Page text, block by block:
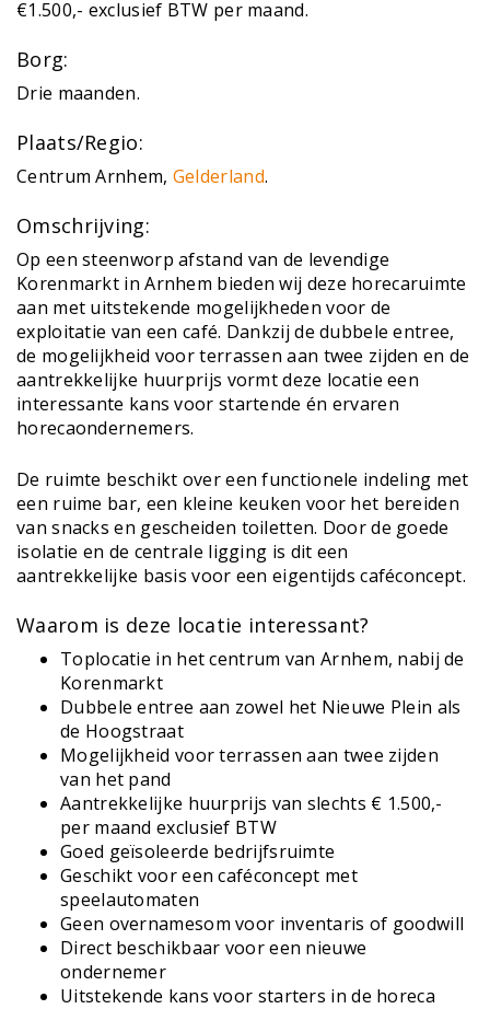
€1.500,- exclusief BTW per maand.
Borg:
Drie maanden.
Plaats/Regio:
Centrum Arnhem, Gelderland.
Omschrijving:
Op een steenworp afstand van de levendige
Korenmarkt in Arnhem bieden wij deze horecaruimte
aan met uitstekende mogelijkheden voor de
exploitatie van een café. Dankzij de dubbele entree,
de mogelijkheid voor terrassen aan twee zijden en de
aantrekkelijke huurprijs vormt deze locatie een
interessante kans voor startende én ervaren
horecaondernemers.
De ruimte beschikt over een functionele indeling met
een ruime bar, een kleine keuken voor het bereiden
van snacks en gescheiden toiletten. Door de goede
isolatie en de centrale ligging is dit een
aantrekkelijke basis voor een eigentijds caféconcept.
Waarom is deze locatie interessant?
Toplocatie in het centrum van Arnhem, nabij de
Korenmarkt
Dubbele entree aan zowel het Nieuwe Plein als
de Hoogstraat
Mogelijkheid voor terrassen aan twee zijden
van het pand
Aantrekkelijke huurprijs van slechts € 1.500,-
per maand exclusief BTW
Goed geïsoleerde bedrijfsruimte
Geschikt voor een caféconcept met
speelautomaten
Geen overnamesom voor inventaris of goodwill
Direct beschikbaar voor een nieuwe
ondernemer
Uitstekende kans voor starters in de horeca